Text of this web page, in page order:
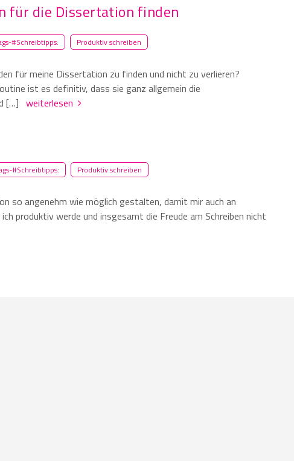
für die Dissertation finden
#Schreibtipps: Produktiv schreiben
für meine Dissertation zu finden und nicht zu verlieren?
ist es definitiv, dass sie ganz allgemein die
[…] weiterlesen
#Schreibtipps: Produktiv schreiben
so angenehm wie möglich gestalten, damit mir auch an
produktiv werde und insgesamt die Freude am Schreiben nicht